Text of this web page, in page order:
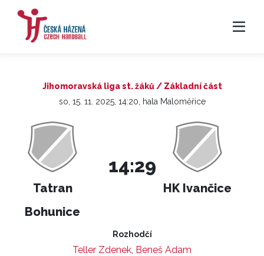
Jihomoravská liga st. žáků / Základní část
so, 15. 11. 2025, 14:20, hala Maloměřice
Tatran
Bohunice
14:29
HK Ivančice
Rozhodčí
Teller Zdenek, Beneš Adam